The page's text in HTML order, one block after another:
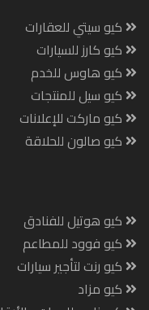
كيو سيتي للعقارات
كيو كارز للسيارات
كيو هاوس للخدم
كيو سيل للمنتجات
كيو ماركت للإعلانات
كيو صالون للحلاقة
كيو هوتيل للفنادق
كيو فوود للمطاعم
كيو رنت لتأجير سيارات
كيو مزاد